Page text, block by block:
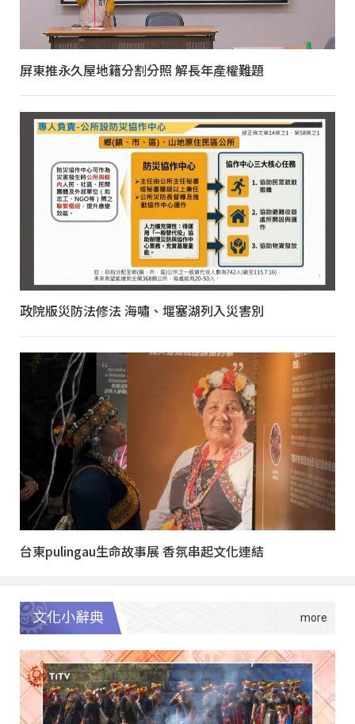
屏東推永久屋地籍分割分照 解長年產權難題
政院版災防法修法 海嘯、堰塞湖列入災害別
台東pulingau生命故事展 香氛串起文化連結
文化小辭典